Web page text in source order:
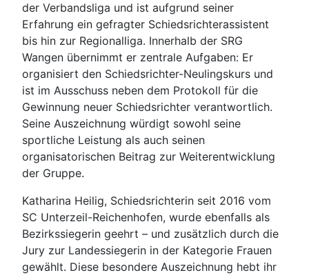
der Verbandsliga und ist aufgrund seiner
Erfahrung ein gefragter Schiedsrichterassistent
bis hin zur Regionalliga. Innerhalb der SRG
Wangen übernimmt er zentrale Aufgaben: Er
organisiert den Schiedsrichter-Neulingskurs und
ist im Ausschuss neben dem Protokoll für die
Gewinnung neuer Schiedsrichter verantwortlich.
Seine Auszeichnung würdigt sowohl seine
sportliche Leistung als auch seinen
organisatorischen Beitrag zur Weiterentwicklung
der Gruppe.
Katharina Heilig, Schiedsrichterin seit 2016 vom
SC Unterzeil-Reichenhofen, wurde ebenfalls als
Bezirkssiegerin geehrt – und zusätzlich durch die
Jury zur Landessiegerin in der Kategorie Frauen
gewählt. Diese besondere Auszeichnung hebt ihr